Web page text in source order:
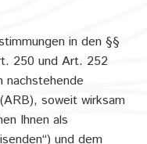
in den §§
250 und Art. 252
nachstehende
(ARB), soweit wirksam
Ihnen als
und dem